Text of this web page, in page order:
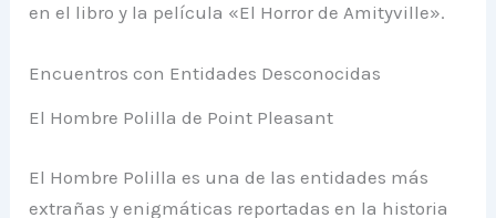
en el libro y la película «El Horror de Amityville».
Encuentros con Entidades Desconocidas
El Hombre Polilla de Point Pleasant
El Hombre Polilla es una de las entidades más
extrañas y enigmáticas reportadas en la historia